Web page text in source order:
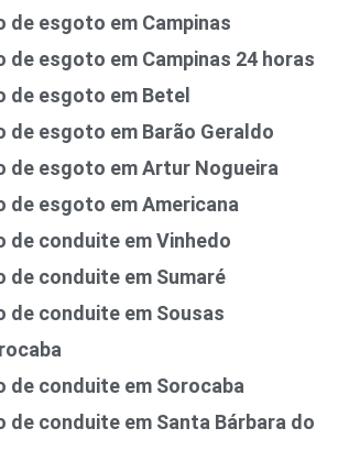
de esgoto em Campinas
de esgoto em Campinas 24 horas
de esgoto em Betel
de esgoto em Barão Geraldo
de esgoto em Artur Nogueira
de esgoto em Americana
de conduite em Vinhedo
de conduite em Sumaré
de conduite em Sousas
de conduite em Sorocaba
de conduite em Santa Bárbara do